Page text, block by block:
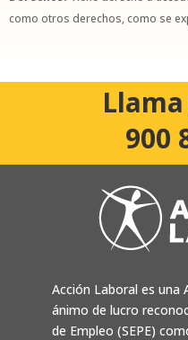
como otros derechos, como se
900
Acción Laboral es una
ánimo de lucro
de Empleo (SEPE)